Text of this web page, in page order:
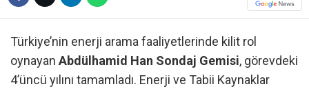
Türkiye’nin enerji arama faaliyetlerinde kilit rol
oynayan Abdülhamid Han Sondaj Gemisi, görevdeki
4’üncü yılını tamamladı. Enerji ve Tabii Kaynaklar